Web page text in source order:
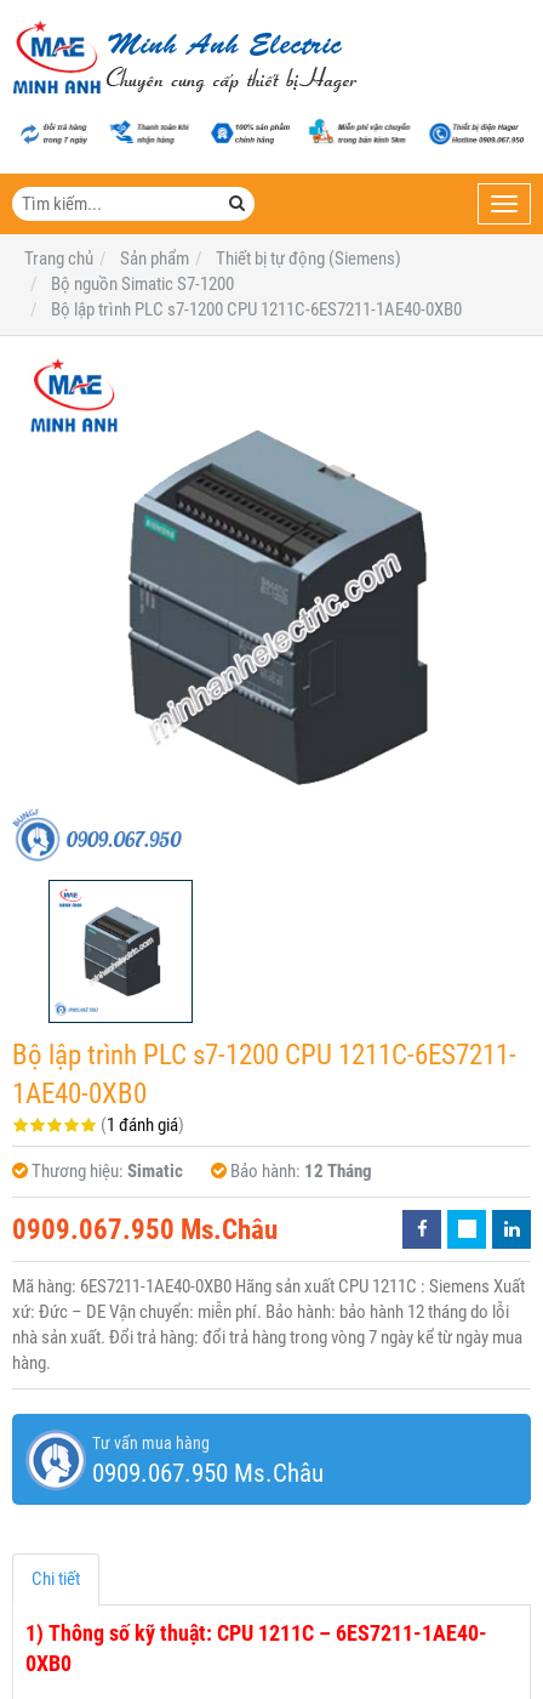
Trang chủ
Sản phẩm
Thiết bị tự động (Siemens)
Bộ nguồn Simatic S7-1200
Bộ lập trình PLC s7-1200 CPU 1211C-6ES7211-1AE40-0XB0
Bộ lập trình PLC s7-1200 CPU 1211C-6ES7211-
1AE40-0XB0
(1 đánh giá)
Thương hiệu: Simatic Bảo hành: 12 Tháng
0909.067.950 Ms.Châu
Mã hàng: 6ES7211-1AE40-0XB0 Hãng sản xuất CPU 1211C : Siemens Xuất
xứ: Đức – DE Vận chuyển: miễn phí. Bảo hành: bảo hành 12 tháng do lỗi
nhà sản xuất. Đổi trả hàng: đổi trả hàng trong vòng 7 ngày kể từ ngày mua
hàng.
Tư vấn mua hàng
0909.067.950 Ms.Châu
Chi tiết
1) Thông số kỹ thuật: CPU 1211C – 6ES7211-1AE40-
0XB0